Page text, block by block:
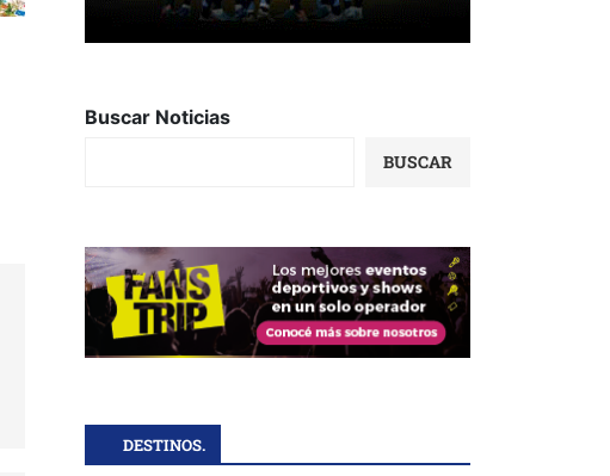
Buscar Noticias
BUSCAR
DESTINOS.